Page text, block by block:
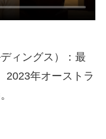
ィングス）：最
2023年オーストラ